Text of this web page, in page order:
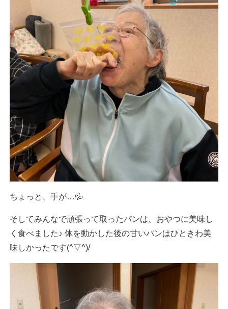
ちょっと、手が…💦
そしてみんなで頑張って取ったパンは、おやつに美味し
く食べました♪ 体を動かした後の甘いパンはひときわ美
味しかったです(^▽^)/